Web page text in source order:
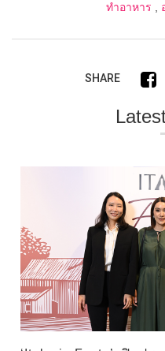
ทำอาหาร ,
SHARE